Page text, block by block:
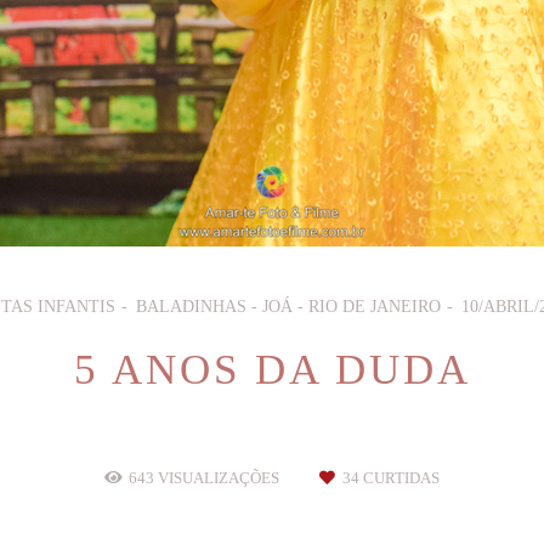
INFANTIS BALADINHAS - JOÁ - RIO DE JANEIRO 10/ABRIL/
5 ANOS DA DUDA
643 VISUALIZAÇÕES 34 CURTIDAS